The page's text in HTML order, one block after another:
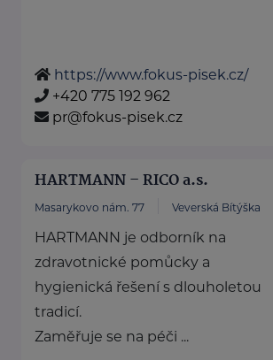
https://www.fokus-pisek.cz/
+420 775 192 962
pr@fokus-pisek.cz
HARTMANN – RICO a.s.
Masarykovo nám. 77 Veverská Bítýška
HARTMANN je odborník na
zdravotnické pomůcky a
hygienická řešení s dlouholetou
tradicí.
Zaměřuje se na péči ...